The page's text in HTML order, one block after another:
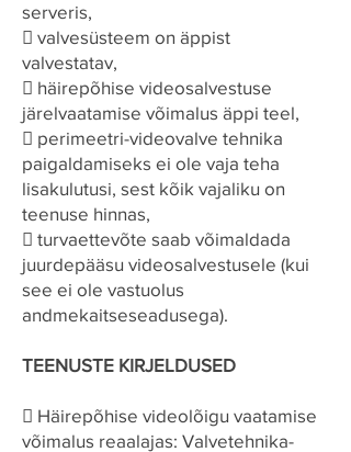
serveris,
 valvesüsteem on äppist
valvestatav,
 häirepõhise videosalvestuse
järelvaatamise võimalus äppi teel,
 perimeetri-videovalve tehnika
paigaldamiseks ei ole vaja teha
lisakulutusi, sest kõik vajaliku on
teenuse hinnas,
 turvaettevõte saab võimaldada
juurdepääsu videosalvestusele (kui
see ei ole vastuolus
andmekaitseseadusega).
TEENUSTE KIRJELDUSED
 Häirepõhise videolõigu vaatamise
võimalus reaalajas: Valvetehnika-